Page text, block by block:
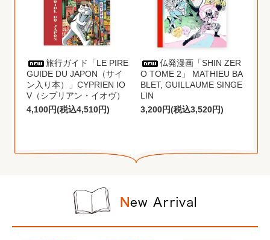
旅行ガイド「LE PIRE
GUIDE DU JAPON（サイ
ン入り本）」CYPRIEN IO
V（シプリアン・イオヴ）
4,100円(税込4,510円)
仏発漫画「SHIN ZER
O TOME 2」 MATHIEU BA
BLET, GUILLAUME SINGE
LIN
3,200円(税込3,520円)